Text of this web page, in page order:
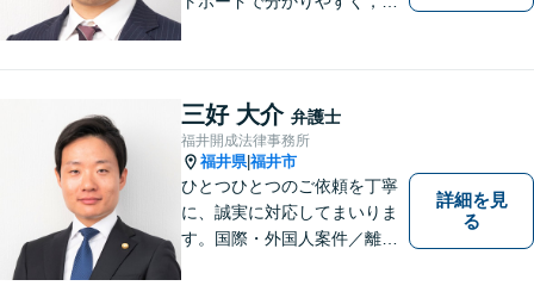
幅広く対応可能。【明確な料
金体系】法律トラブルでお悩
むの方は、お気軽にご相談く
ださい。
三好 大介 弁護士
福井開成法律事務所
福井県|福井市
ひとつひとつのご依頼を丁寧
に、誠実に対応してまいりま
す。国際・外国人案件／離
詳細を見
る